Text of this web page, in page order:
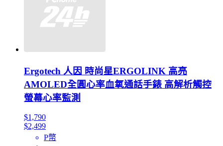
Ergotech 人因 時尚星ERGOLINK 高亮
AMOLED全圓心率血氧通話手錶 高解析觸控
螢幕心率監測
$1,790
$2,499
P幣